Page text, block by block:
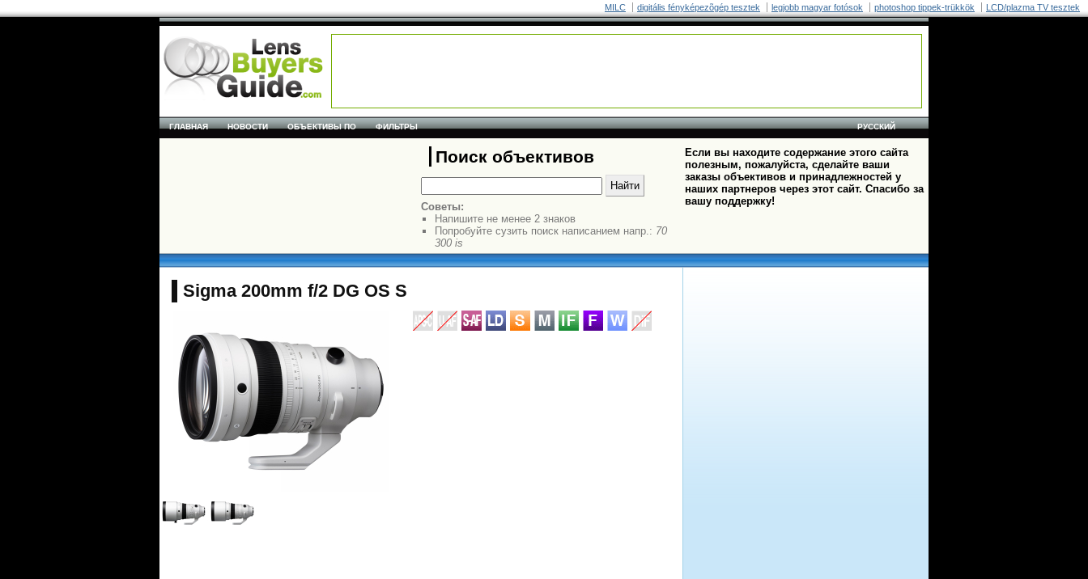
MILC digitális fényképezõgép tesztek legjobb magyar fotósok photoshop tippek-trükkök LCD/plazma TV tesztek
РУССКИЙ
ГЛАВНАЯ НОВОСТИ ОБЪЕКТИВЫ ПО ФИЛЬТРЫ
Поиск объективов
Советы:
Напишите не менее 2 знаков
Попробуйте сузить поиск написанием напр.: 70
300 is
Если вы находите содержание этого сайта
полезным, пожалуйста, сделайте ваши
заказы объективов и принадлежностей у
наших партнеров через этот сайт. Спасибо за
вашу поддержку!
Sigma 200mm f/2 DG OS S